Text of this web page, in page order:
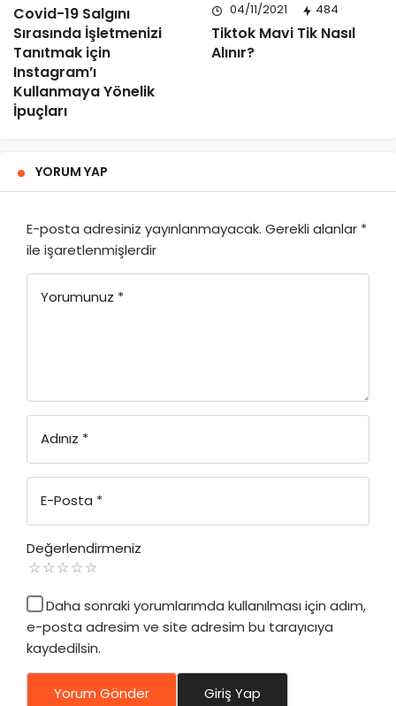
Covid-19 Salgını
Sırasında İşletmenizi
Tanıtmak için
Instagram’ı
Kullanmaya Yönelik
İpuçları
04/11/2021 484
Tiktok Mavi Tik Nasıl
Alınır?
YORUM YAP
E-posta adresiniz yayınlanmayacak. Gerekli alanlar *
ile işaretlenmişlerdir
Yorumunuz *
Adınız *
E-Posta *
Değerlendirmeniz
Daha sonraki yorumlarımda kullanılması için adım,
e-posta adresim ve site adresim bu tarayıcıya
kaydedilsin.
Yorum Gönder Giriş Yap